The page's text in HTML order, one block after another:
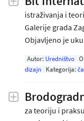
istraživanja i
Galerije grada
Objavljeno je
Autor: Uredništvo
dizajn
Kategorija:
za teoriju i